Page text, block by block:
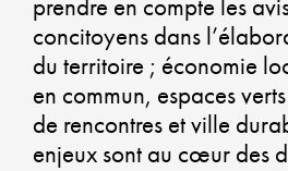
prendre en compte les
concitoyens dans
du territoire ; économie
en commun, espaces
de rencontres et ville
enjeux sont au cœur des